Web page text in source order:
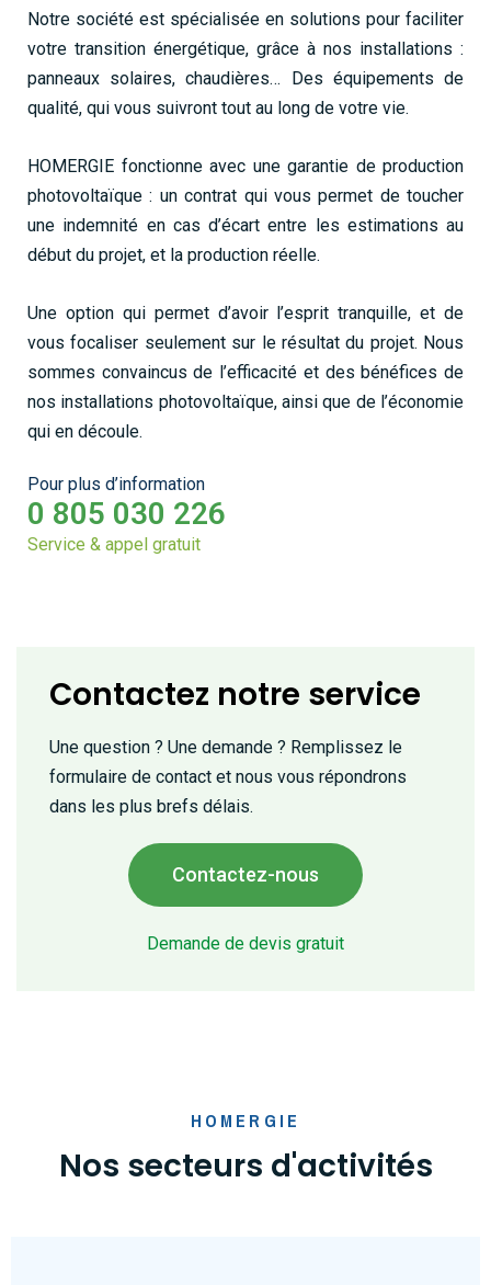
Notre société est spécialisée en solutions pour faciliter
votre transition énergétique, grâce à nos installations :
panneaux solaires, chaudières… Des équipements de
qualité, qui vous suivront tout au long de votre vie.
HOMERGIE fonctionne avec une garantie de production
photovoltaïque : un contrat qui vous permet de toucher
une indemnité en cas d’écart entre les estimations au
début du projet, et la production réelle.
Une option qui permet d’avoir l’esprit tranquille, et de
vous focaliser seulement sur le résultat du projet. Nous
sommes convaincus de l’efficacité et des bénéfices de
nos installations photovoltaïque, ainsi que de l’économie
qui en découle.
Pour plus d’information
0 805 030 226
Service & appel gratuit
Contactez notre service
Une question ? Une demande ? Remplissez le
formulaire de contact et nous vous répondrons
dans les plus brefs délais.
Contactez-nous
Demande de devis gratuit
HOMERGIE
Nos secteurs d'activités